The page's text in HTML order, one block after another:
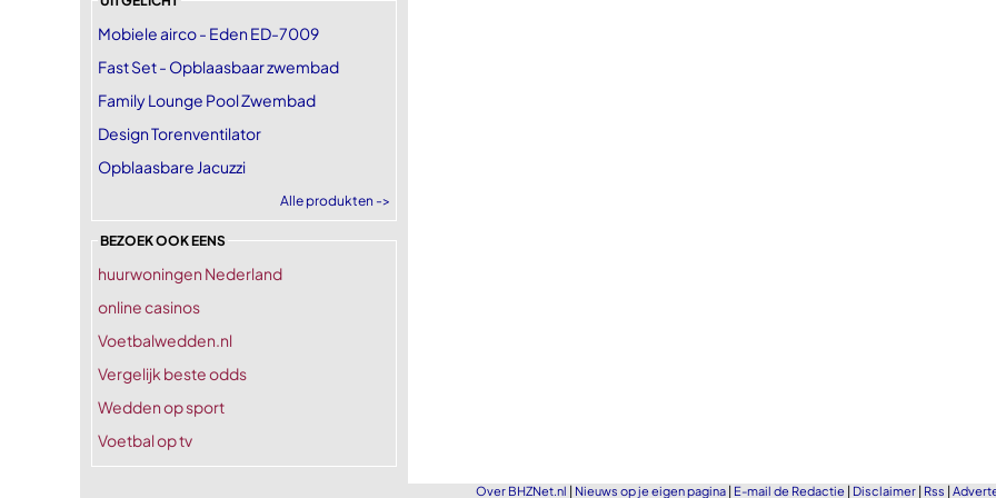
Mobiele airco - Eden ED-7009
Fast Set - Opblaasbaar zwembad
Family Lounge Pool Zwembad
Design Torenventilator
Opblaasbare Jacuzzi
Alle produkten ->
BEZOEK OOK EENS
huurwoningen Nederland
online casinos
Voetbalwedden.nl
Vergelijk beste odds
Wedden op sport
Voetbal op tv
Over BHZNet.nl | Nieuws op je eigen pagina | E-mail de Redactie | Disclaimer | Rss |